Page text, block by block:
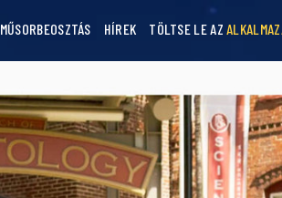
MŰSORBEOSZTÁS HÍREK TÖLTSE LE AZ